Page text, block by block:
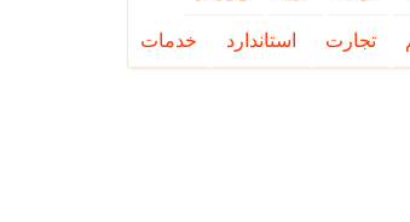
تجارت استاندارد خدمات